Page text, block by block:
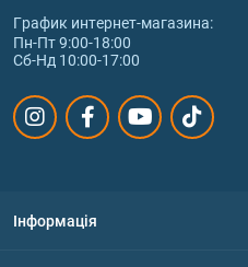
График интернет‑магазина:
Пн-Пт 9:00-18:00
Сб-Нд 10:00-17:00
Інформація